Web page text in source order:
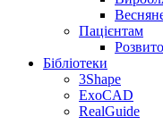
Пацієнтам
Бібліотеки
3Shape
ExoCAD
RealGuide